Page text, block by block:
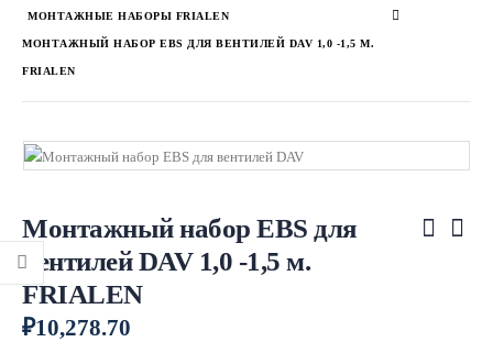
МОНТАЖНЫЕ НАБОРЫ FRIALEN
МОНТАЖНЫЙ НАБОР EBS ДЛЯ ВЕНТИЛЕЙ DAV 1,0 -1,5 М.
FRIALEN
Монтажный набор EBS для
вентилей DAV 1,0 -1,5 м.
FRIALEN
₽10,278.70